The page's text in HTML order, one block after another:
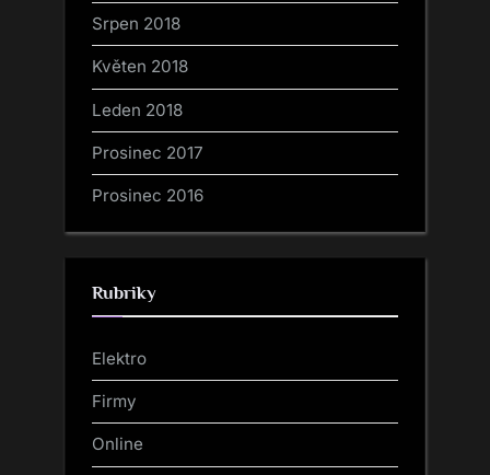
Srpen 2018
Květen 2018
Leden 2018
Prosinec 2017
Prosinec 2016
Rubriky
Elektro
Firmy
Online